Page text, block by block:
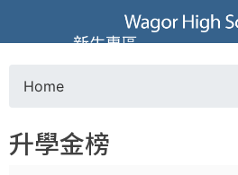
Jump to
葳
格
高
o
Home
升學金榜
新生專區